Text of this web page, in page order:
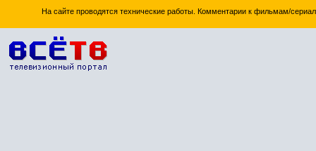
На сайте проводятся технические работы. Комментарии к фильмам/